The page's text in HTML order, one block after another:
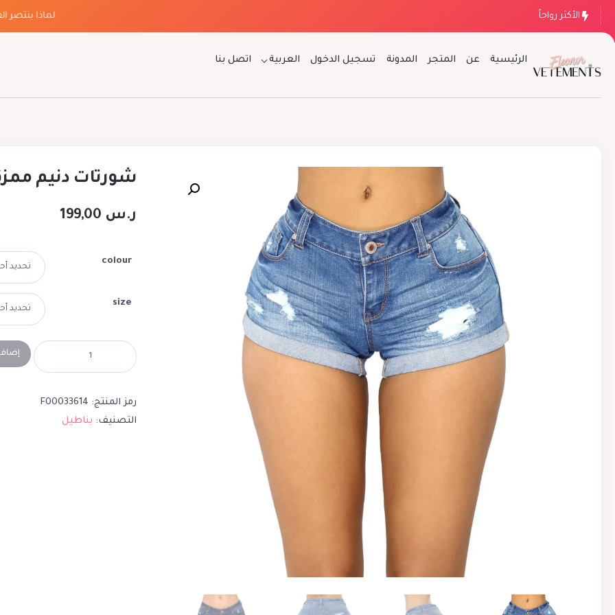
الأكثر رواجاً لماذا ينتصر
الرئيسية عن المتجر المدونة تسجيل الدخول العربية اتصل بنا
شورتات دنيم
ر.س
colour
size
رمز المنتج: F00033614
التصنيف: بناطيل